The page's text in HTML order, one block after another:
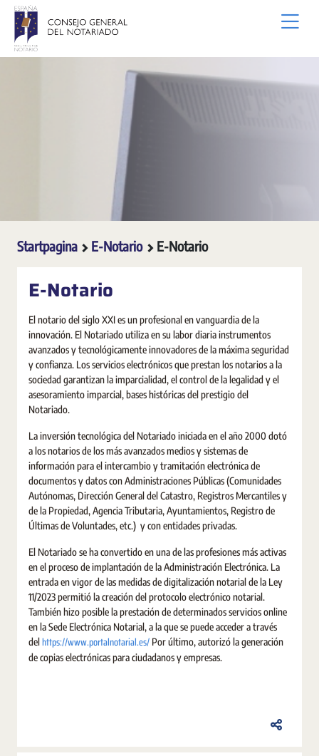
Overslaan en naar hoofdinhoud gaan
Startpagina E-Notario E-Notario
E-Notario
El notario del siglo XXI es un profesional en vanguardia de la
innovación. El Notariado utiliza en su labor diaria instrumentos
avanzados y tecnológicamente innovadores de la máxima seguridad
y confianza. Los servicios electrónicos que prestan los notarios a la
sociedad garantizan la imparcialidad, el control de la legalidad y el
asesoramiento imparcial, bases históricas del prestigio del
Notariado.
La inversión tecnológica del Notariado iniciada en el año 2000 dotó
a los notarios de los más avanzados medios y sistemas de
información para el intercambio y tramitación electrónica de
documentos y datos con Administraciones Públicas (Comunidades
Autónomas, Dirección General del Catastro, Registros Mercantiles y
de la Propiedad, Agencia Tributaria, Ayuntamientos, Registro de
Últimas de Voluntades, etc.) y con entidades privadas.
El Notariado se ha convertido en una de las profesiones más activas
en el proceso de implantación de la Administración Electrónica. La
entrada en vigor de las medidas de digitalización notarial de la Ley
11/2023 permitió la creación del protocolo electrónico notarial.
También hizo posible la prestación de determinados servicios online
en la Sede Electrónica Notarial, a la que se puede acceder a través
delhttps://www.portalnotarial.es/ Por último, autorizó la generación
de copias electrónicas para ciudadanos y empresas.